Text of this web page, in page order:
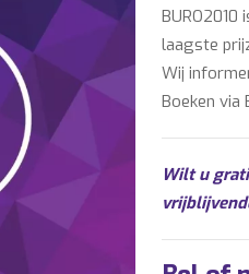
laagste
Wij
Boeken via
Wilt u